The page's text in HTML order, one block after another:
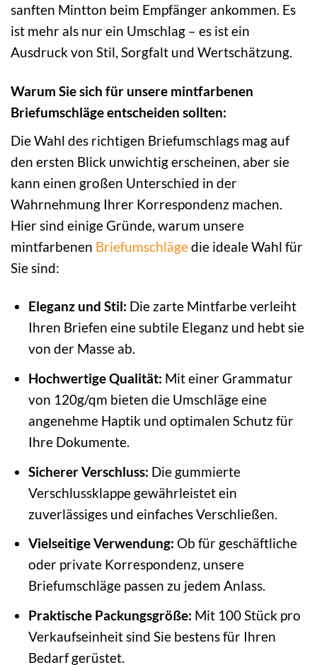
sanften Mintton beim Empfänger ankommen. Es
ist mehr als nur ein Umschlag – es ist ein
Ausdruck von Stil, Sorgfalt und Wertschätzung.
Warum Sie sich für unsere mintfarbenen
Briefumschläge entscheiden sollten:
Die Wahl des richtigen Briefumschlags mag auf
den ersten Blick unwichtig erscheinen, aber sie
kann einen großen Unterschied in der
Wahrnehmung Ihrer Korrespondenz machen.
Hier sind einige Gründe, warum unsere
mintfarbenen Briefumschlägedie ideale Wahl für
Sie sind:
Eleganz und Stil: Die zarte Mintfarbe verleiht
Ihren Briefen eine subtile Eleganz und hebt sie
von der Masse ab.
Hochwertige Qualität: Mit einer Grammatur
von 120g/qm bieten die Umschläge eine
angenehme Haptik und optimalen Schutz für
Ihre Dokumente.
Sicherer Verschluss: Die gummierte
Verschlussklappe gewährleistet ein
zuverlässiges und einfaches Verschließen.
Vielseitige Verwendung: Ob für geschäftliche
oder private Korrespondenz, unsere
Briefumschläge passen zu jedem Anlass.
Praktische Packungsgröße: Mit 100 Stück pro
Verkaufseinheit sind Sie bestens für Ihren
Bedarf gerüstet.